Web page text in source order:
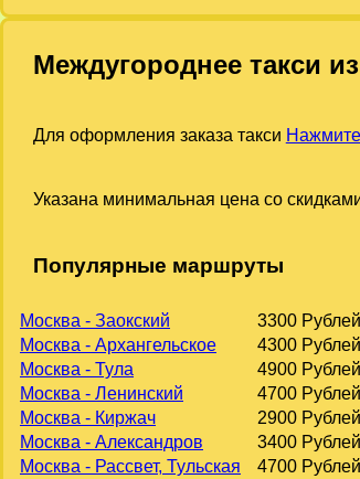
Междугороднее такси
Для оформления заказа такси
Указана минимальная цена со
Популярные маршруты
Москва - Заокский
3300 Рублей
Москва - Архангельское
4300 Рублей
Москва - Тула
4900 Рублей
Москва - Ленинский
4700 Рублей
Москва - Киржач
2900 Рублей
Москва - Александров
3400 Рублей
Москва - Рассвет, Тульская
4700 Рублей